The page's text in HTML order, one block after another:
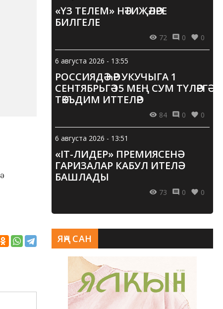
«ҮЗ ТЕЛЕМ» НӘТИҖӘЛӘРЕ
БИЛГЕЛЕ
72 0 0
6 августа 2026 - 13:55
РОССИЯДӘ ҺӘР УКУЧЫГА 1
СЕНТЯБРЬГӘ 15 МЕҢ СУМ ТҮЛӘРГӘ
ТӘКЪДИМ ИТТЕЛӘР
84 0 0
6 августа 2026 - 13:51
«IT-ЛИДЕР» ПРЕМИЯСЕНӘ
ГАРИЗАЛАР КАБУЛ ИТЕЛӘ
БАШЛАДЫ
73 0 0
ЯҢА САН